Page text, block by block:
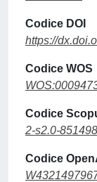
Codice DOI
https://
Codice WOS
Codice
2-s2.0-
Codice